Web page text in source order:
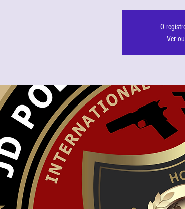
O
Ver